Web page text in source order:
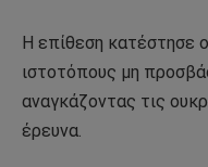
Η επίθεση κατέστησε
ιστοτόπους μη
αναγκάζοντας τις
έρευνα.